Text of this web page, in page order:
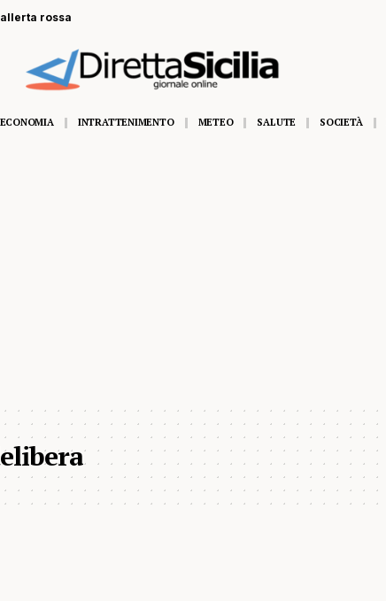
rossa
ECONOMIA INTRATTENIMENTO METEO SALUTE SOCIETÀ